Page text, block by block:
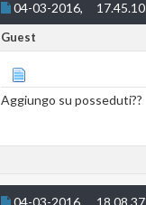
04-03-2016, 17.45.10
Guest
Aggiungo su posseduti??